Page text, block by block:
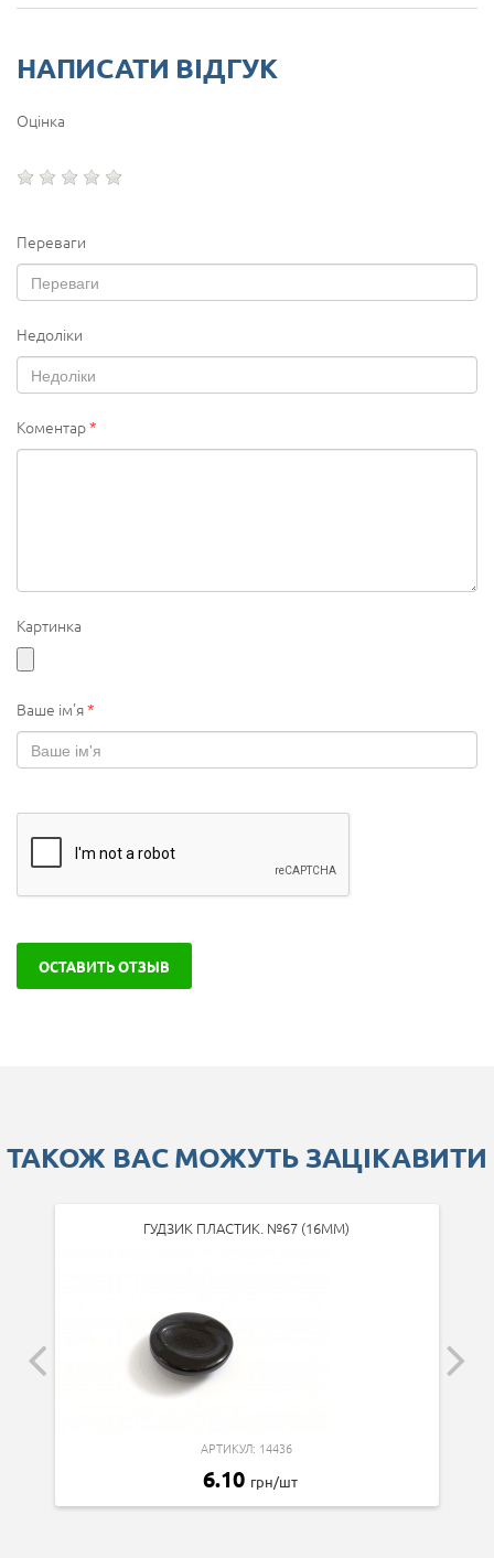
НАПИСАТИ ВІДГУК
Оцінка
Переваги
Недоліки
Коментар*
Картинка
Ваше ім'я*
ОСТАВИТЬ ОТЗЫВ
ТАКОЖ ВАС МОЖУТЬ ЗАЦІКАВИТИ
ГУДЗИК ПЛАСТИК. №67 (16ММ)
АРТИКУЛ: 14436
6.10 грн/шт